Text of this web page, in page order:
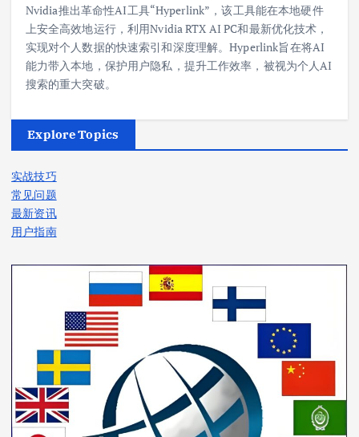
Nvidia推出革命性AI工具“Hyperlink”，该工具能在本地硬件
上安全高效地运行，利用Nvidia RTX AI PC和最新优化技术，
实现对个人数据的快速索引和深度理解。Hyperlink旨在将AI
能力带入本地，保护用户隐私，提升工作效率，被视为个人AI
搜索的重大突破。
Explore Topics
实战技巧
常见问题
最新资讯
用户指南